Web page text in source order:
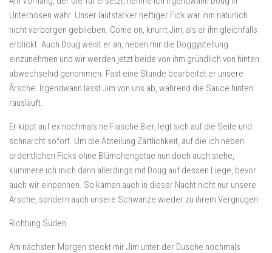
Unterhosen wahr. Unser lautstarker heftiger Fick war ihm natürlich
nicht verborgen geblieben. Come on, knurrt Jim, als er ihn gleichfalls
erblickt. Auch Doug weist er an, neben mir die Doggystellung
einzunehmen und wir werden jetzt beide von ihm gründlich von hinten
abwechselnd genommen. Fast eine Stunde bearbeitet er unsere
Ärsche. Irgendwann lässt Jim von uns ab, während die Sauce hinten
rausläuft.
Er kippt auf ex nochmals ne Flasche Bier, legt sich auf die Seite und
schnarcht sofort. Um die Abteilung Zärtlichkeit, auf die ich neben
ordentlichen Ficks ohne Blümchengetue nun doch auch stehe,
kümmere ich mich dann allerdings mit Doug auf dessen Liege, bevor
auch wir einpennen. So kamen auch in dieser Nacht nicht nur unsere
Ärsche, sondern auch unsere Schwänze wieder zu ihrem Vergnügen.
Richtung Süden
Am nächsten Morgen steckt mir Jim unter der Dusche nochmals